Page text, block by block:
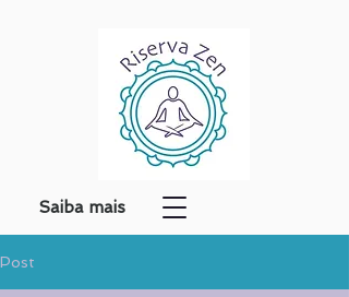
Saiba mais
Post